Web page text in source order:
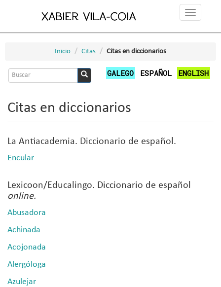
Toggle
Inicio Citas Citas en diccionarios
Formulario
búsqueda
GALEGO ESPAÑOL ENGLISH
Citas en diccionarios
La Antiacademia. Diccionario de español.
Encular
Lexicoon/Educalingo. Diccionario de español
online.
Abusadora
Achinada
Acojonada
Alergóloga
Azulejar